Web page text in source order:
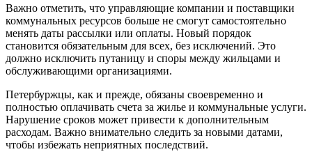
Важно отметить, что управляющие компании и поставщики
коммунальных ресурсов больше не смогут самостоятельно
менять даты рассылки или оплаты. Новый порядок
становится обязательным для всех, без исключений. Это
должно исключить путаницу и споры между жильцами и
обслуживающими организациями.
Петербуржцы, как и прежде, обязаны своевременно и
полностью оплачивать счета за жилье и коммунальные услуги.
Нарушение сроков может привести к дополнительным
расходам. Важно внимательно следить за новыми датами,
чтобы избежать неприятных последствий.